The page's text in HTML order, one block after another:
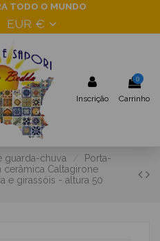
TODO O MUNDO
EUR €
Inscrição
0
Carrinho
guarda-chuva
Porta-
cerâmica Caltagirone
e girassóis - altura 50